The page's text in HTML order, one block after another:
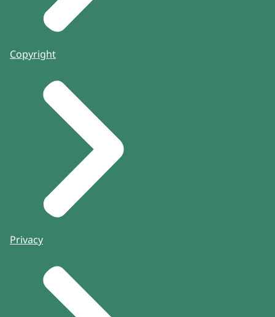
Copyright
Privacy